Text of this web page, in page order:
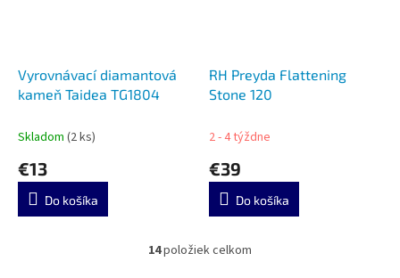
Vyrovnávací diamantová
kameň Taidea TG1804
Skladom (2 ks)
€13
Do košíka
RH Preyda Flattening
Stone 120
2 - 4 týždne
€39
Do košíka
O
14položiek celkom